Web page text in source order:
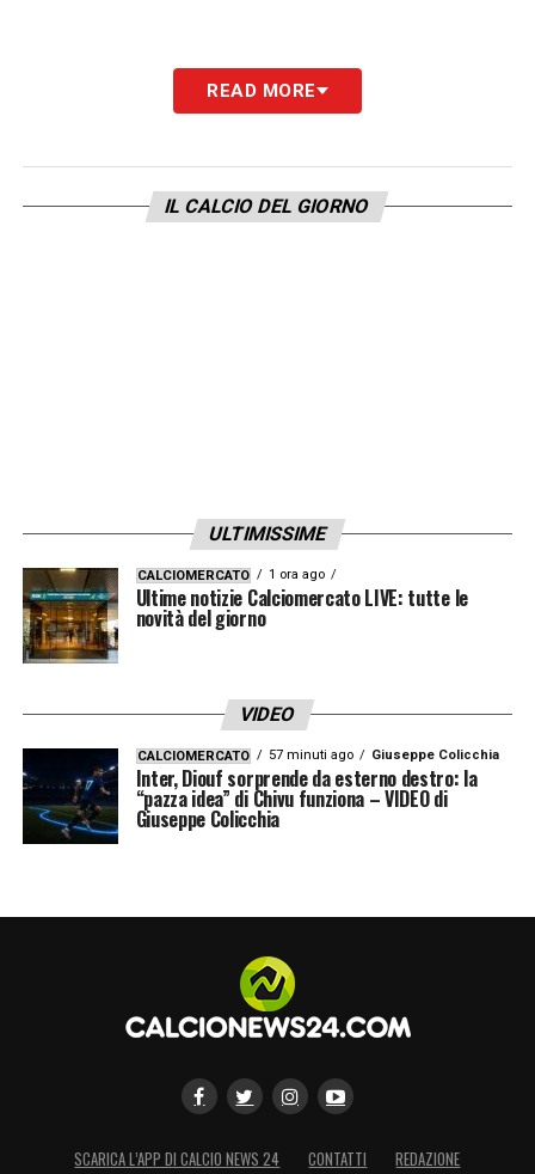
READ MORE
IL CALCIO DEL GIORNO
ULTIMISSIME
CALCIOMERCATO 1 ora ago
Ultime notizie Calciomercato LIVE: tutte le
novità del giorno
VIDEO
CALCIOMERCATO 57 minuti ago Giuseppe Colicchia
Inter, Diouf sorprende da esterno destro: la
“pazza idea” di Chivu funziona – VIDEO di
Giuseppe Colicchia
SCARICA L’APP DI CALCIO NEWS 24 CONTATTI REDAZIONE